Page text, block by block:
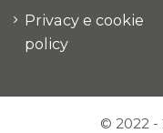
Privacy e cookie
policy
© 2022 -